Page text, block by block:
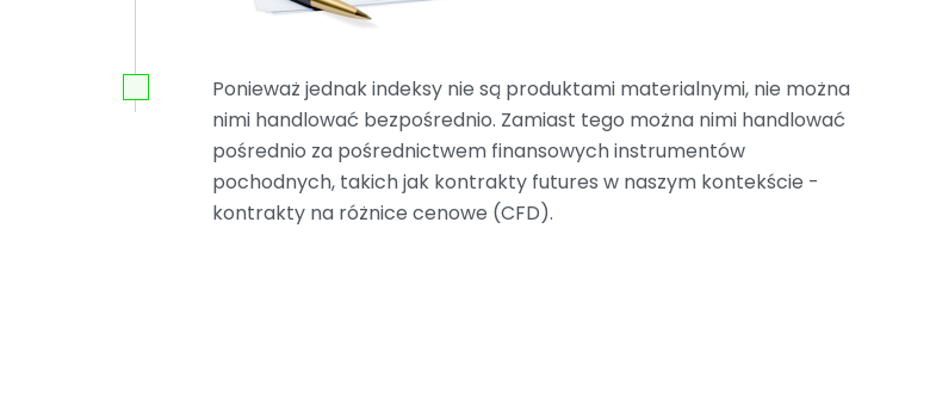
Ponieważ jednak indeksy nie są produktami materialnymi, nie można
nimi handlować bezpośrednio. Zamiast tego można nimi handlować
pośrednio za pośrednictwem finansowych instrumentów
pochodnych, takich jak kontrakty futures w naszym kontekście -
kontrakty na różnice cenowe (CFD).